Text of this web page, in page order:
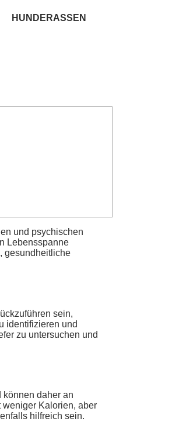
HUNDERASSEN
und psychischen
Lebensspanne
gesundheitliche
sein,
identifizieren und
zu untersuchen und
daher an
Kalorien, aber
hilfreich sein.